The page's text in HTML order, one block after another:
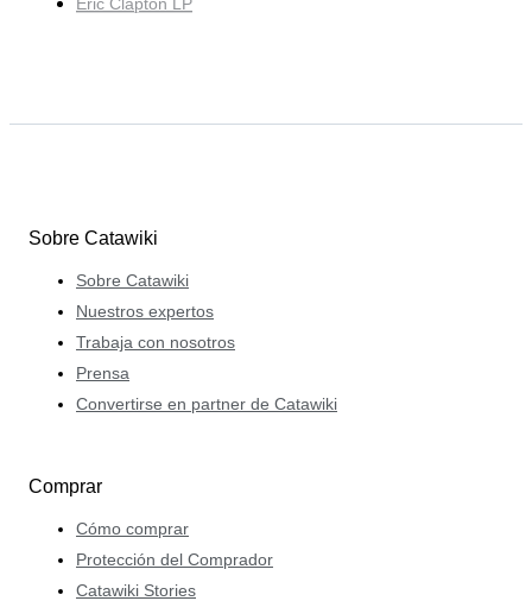
Eric Clapton LP
Sobre Catawiki
Sobre Catawiki
Nuestros expertos
Trabaja con nosotros
Prensa
Convertirse en partner de Catawiki
Comprar
Cómo comprar
Protección del Comprador
Catawiki Stories